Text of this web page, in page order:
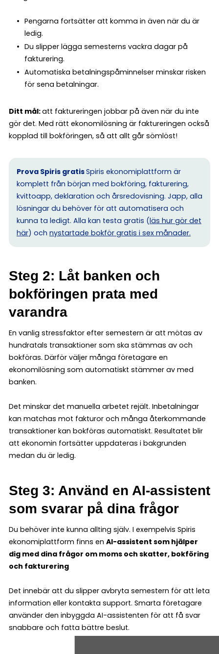
Pengarna fortsätter att komma in även när du är
ledig.
Du slipper lägga semesterns vackra dagar på
fakturering.
Automatiska betalningspåminnelser minskar risken
för sena betalningar.
Ditt mål:att faktureringen jobbar på även när du inte
gör det. Med rätt ekonomilösning är faktureringen också
kopplad till bokföringen, så att allt går sömlöst!
Prova Spiris gratisSpiris ekonomiplattform är
komplett från början med bokföring, fakturering,
kvittoapp, deklaration och årsredovisning. Japp, alla
lösningar du behöver för att automatisera och
kunna ta ledigt. Alla kan testa gratis (läs hur gör det
här) och nystartade bokför gratis i sex månader.
Steg 2: Låt banken och
bokföringen prata med
varandra
En vanlig stressfaktor efter semestern är att mötas av
hundratals transaktioner som ska stämmas av och
bokföras. Därför väljer många företagare en
ekonomilösning som automatiskt stämmer av med
banken.
Det minskar det manuella arbetet rejält. Inbetalningar
kan matchas mot fakturor och många återkommande
transaktioner kan bokföras automatiskt. Resultatet blir
att ekonomin fortsätter uppdateras i bakgrunden
medan du är ledig.
Steg 3: Använd en AI-assistent
som svarar på dina frågor
Du behöver inte kunna allting själv. I exempelvis Spiris
ekonomiplattform finns en AI-assistent som hjälper
dig med dina frågor om moms och skatter, bokföring
och fakturering
Det innebär att du slipper avbryta semestern för att leta
information eller kontakta support. Smarta företagare
använder den inbyggda AI-assistenten för att få svar
snabbare och fatta bättre beslut.